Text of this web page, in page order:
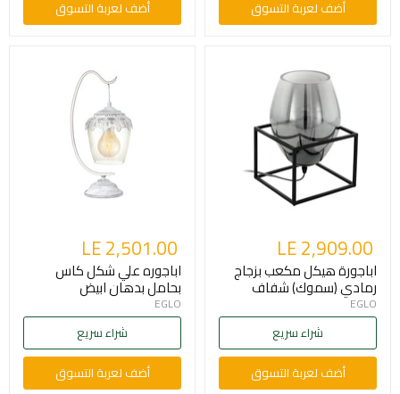
أضف لعربة التسوق
أضف لعربة التسوق
LE 2,909.00
اباجورة هيكل مكعب بزجاج
رمادي (سموك) شفاف
EGLO
شراء سريع
أضف لعربة التسوق
LE 2,501.00
اباجوره علي شكل كاس
بحامل بدهان ابيض
EGLO
شراء سريع
أضف لعربة التسوق